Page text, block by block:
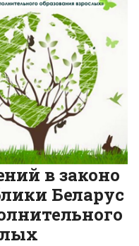
в законо
Беларус